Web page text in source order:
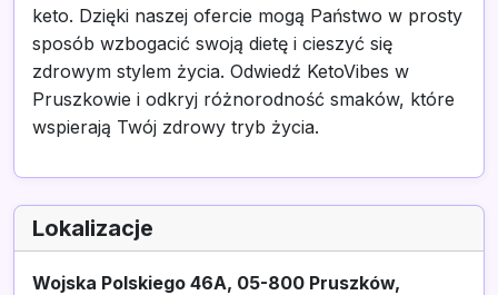
keto. Dzięki naszej ofercie mogą Państwo w prosty
sposób wzbogacić swoją dietę i cieszyć się
zdrowym stylem życia. Odwiedź KetoVibes w
Pruszkowie i odkryj różnorodność smaków, które
wspierają Twój zdrowy tryb życia.
Lokalizacje
Wojska Polskiego 46A, 05-800 Pruszków,